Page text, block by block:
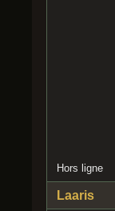
Hors ligne
Laaris